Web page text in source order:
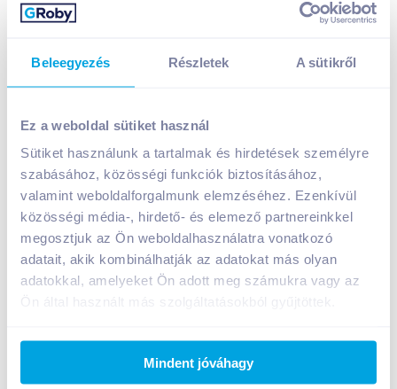
Beleegyezés Részletek A sütikről
Ez a weboldal sütiket használ
Sütiket használunk a tartalmak és hirdetések személyre
szabásához, közösségi funkciók biztosításához,
valamint weboldalforgalmunk elemzéséhez. Ezenkívül
közösségi média-, hirdető- és elemező partnereinkkel
megosztjuk az Ön weboldalhasználatra vonatkozó
adatait, akik kombinálhatják az adatokat más olyan
adatokkal, amelyeket Ön adott meg számukra vagy az
Mindent jóváhagy
Torras tejcsokoládé édesítőszerrel 75 g
gluténmentes
1 149 Ft /db
Egységár: 15 320Ft /kg
Nettó eladási ár:
Ft / db 27 % áfa)
1 karton = 12 db